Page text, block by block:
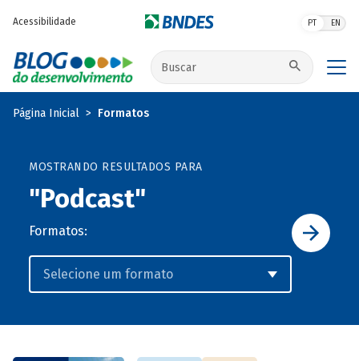
Acessibilidade PT EN
Buscar no site
Página Inicial Formatos
MOSTRANDO RESULTADOS PARA
"Podcast"
Formatos: